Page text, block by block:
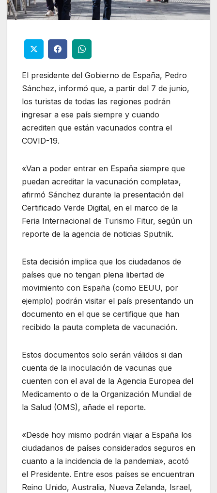
El presidente del Gobierno de España, Pedro
Sánchez, informó que, a partir del 7 de junio,
los turistas de todas las regiones podrán
ingresar a ese país siempre y cuando
acrediten que están vacunados contra el
COVID-19.
«Van a poder entrar en España siempre que
puedan acreditar la vacunación completa»,
afirmó Sánchez durante la presentación del
Certificado Verde Digital, en el marco de la
Feria Internacional de Turismo Fitur, según un
reporte de la agencia de noticias Sputnik.
Esta decisión implica que los ciudadanos de
países que no tengan plena libertad de
movimiento con España (como EEUU, por
ejemplo) podrán visitar el país presentando un
documento en el que se certifique que han
recibido la pauta completa de vacunación.
Estos documentos solo serán válidos si dan
cuenta de la inoculación de vacunas que
cuenten con el aval de la Agencia Europea del
Medicamento o de la Organización Mundial de
la Salud (OMS), añade el reporte.
«Desde hoy mismo podrán viajar a España los
ciudadanos de países considerados seguros en
cuanto a la incidencia de la pandemia», acotó
el Presidente. Entre esos países se encuentran
Reino Unido, Australia, Nueva Zelanda, Israel,